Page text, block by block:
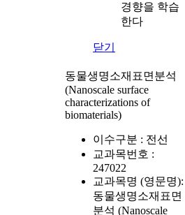
경향을 학습
한다
닫기
동물생명소재표면분석
(Nanoscale surface
characterizations of
biomaterials)
이수구분 : 전선
교과목번호 :
247022
교과목명 (영문명):
동물생명소재표면
분석 (Nanoscale